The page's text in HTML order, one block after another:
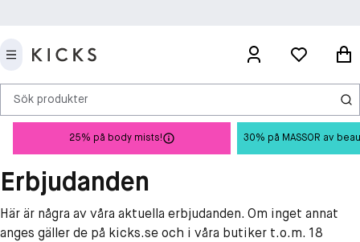
Sök produkter
25% på body mists! 30% på MASSOR av
Erbjudanden
Här är några av våra aktuella erbjudanden. Om inget annat
anges gäller de på kicks.se och i våra butiker t.o.m. 18